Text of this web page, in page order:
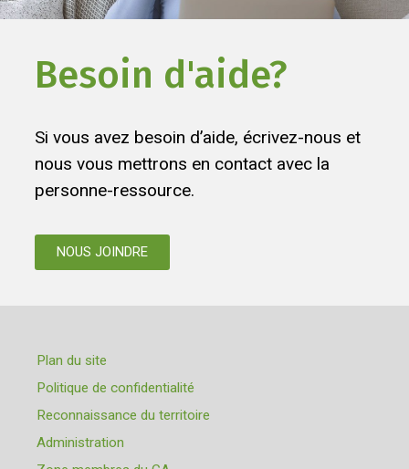
Besoin d'aide?
Si vous avez besoin d’aide, écrivez-nous et
nous vous mettrons en contact avec la
personne-ressource.
NOUS JOINDRE
Plan du site
Politique de confidentialité
Reconnaissance du territoire
Administration